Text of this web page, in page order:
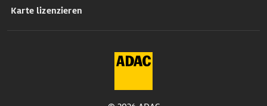
Karte lizenzieren